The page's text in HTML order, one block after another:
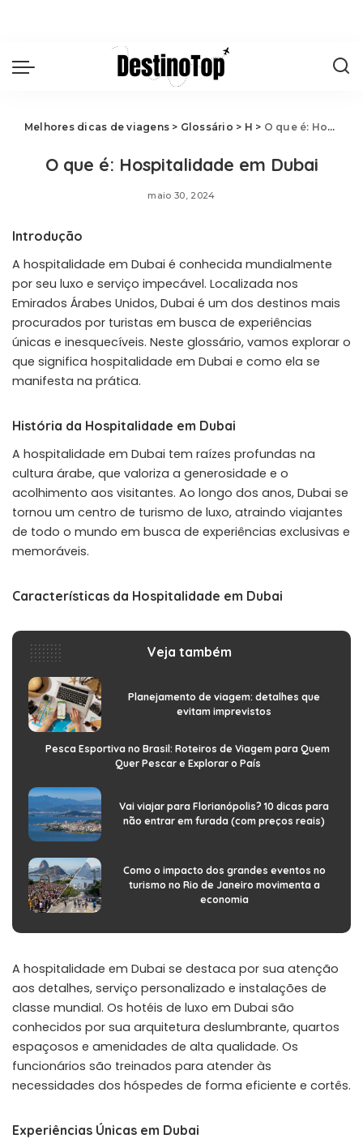
Melhores dicas de viagens > Glossário > H > O que é: Hospitalidade em Dubai
O que é: Hospitalidade em Dubai
maio 30, 2024
Introdução
A hospitalidade em Dubai é conhecida mundialmente
por seu luxo e serviço impecável. Localizada nos
Emirados Árabes Unidos, Dubai é um dos destinos mais
procurados por turistas em busca de experiências
únicas e inesquecíveis. Neste glossário, vamos explorar o
que significa hospitalidade em Dubai e como ela se
manifesta na prática.
História da Hospitalidade em Dubai
A hospitalidade em Dubai tem raízes profundas na
cultura árabe, que valoriza a generosidade e o
acolhimento aos visitantes. Ao longo dos anos, Dubai se
tornou um centro de turismo de luxo, atraindo viajantes
de todo o mundo em busca de experiências exclusivas e
memoráveis.
Características da Hospitalidade em Dubai
Veja também
Planejamento de viagem: detalhes que
evitam imprevistos
Pesca Esportiva no Brasil: Roteiros de Viagem para Quem
Quer Pescar e Explorar o País
Vai viajar para Florianópolis? 10 dicas para
não entrar em furada (com preços reais)
Como o impacto dos grandes eventos no
turismo no Rio de Janeiro movimenta a
economia
A hospitalidade em Dubai se destaca por sua atenção
aos detalhes, serviço personalizado e instalações de
classe mundial. Os hotéis de luxo em Dubai são
conhecidos por sua arquitetura deslumbrante, quartos
espaçosos e amenidades de alta qualidade. Os
funcionários são treinados para atender às
necessidades dos hóspedes de forma eficiente e cortês.
Experiências Únicas em Dubai